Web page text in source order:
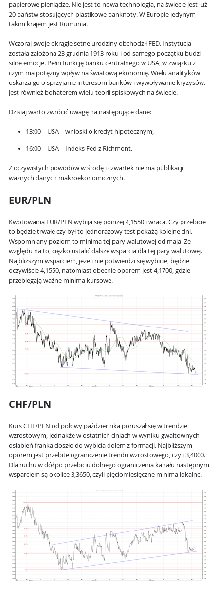
papierowe pieniądze. Nie jest to nowa technologia, na świecie jest już
20 państw stosujących plastikowe banknoty. W Europie jedynym
takim krajem jest Rumunia.
Wczoraj swoje okrągłe setne urodziny obchodził FED. Instytucja
została założona 23 grudnia 1913 roku i od samego początku budzi
silne emocje. Pełni funkcję banku centralnego w USA, w związku z
czym ma potężny wpływ na światową ekonomię. Wielu analityków
oskarża go o sprzyjanie interesom banków i wywoływanie kryzysów.
Jest również bohaterem wielu teorii spiskowych na świecie.
Dzisiaj warto zwrócić uwagę na następujące dane:
13:00 – USA – wnioski o kredyt hipotecznym,
16:00 – USA – Indeks Fed z Richmont.
Z oczywistych powodów w środę i czwartek nie ma publikacji
ważnych danych makroekonomicznych.
EUR/PLN
Kwotowania EUR/PLN wybija się poniżej 4,1550 i wraca. Czy przebicie
to będzie trwałe czy był to jednorazowy test pokażą kolejne dni.
Wspomniany poziom to minima tej pary walutowej od maja. Ze
względu na to, ciężko ustalić dalsze wsparcia dla tej pary walutowej.
Najbliższym wsparciem, jeżeli nie potwierdzi się wybicie, będzie
oczywiście 4,1550, natomiast obecnie oporem jest 4,1700, gdzie
przebiegają ważne minima kursowe.
CHF/PLN
Kurs CHF/PLN od połowy października poruszał się w trendzie
wzrostowym, jednakże w ostatnich dniach w wyniku gwałtownych
osłabień franka doszło do wybicia dołem z formacji. Najbliższym
oporem jest przebite ograniczenie trendu wzrostowego, czyli 3,4000.
Dla ruchu w dół po przebiciu dolnego ograniczenia kanału następnym
wsparciem są okolice 3,3650, czyli pięciomiesięczne minima lokalne.